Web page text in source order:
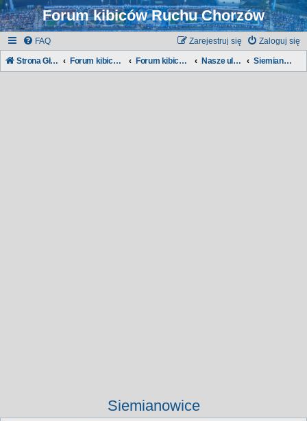
Forum kibiców Ruchu Chorzów
FAQ Zaloguj się
Zarejestruj się
Strona Główna Forum kibiców Ruchu Forum kibiców: Nasze ulice, nasze dzielnice... Siemianowice
Siemianowice